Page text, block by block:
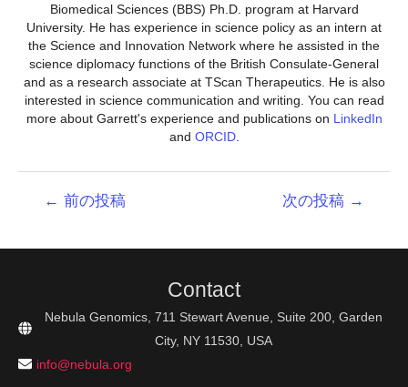
Biomedical Sciences (BBS) Ph.D. program at Harvard
University. He has experience in science policy as an intern at
the Science and Innovation Network where he assisted in the
science diplomacy functions of the British Consulate-General
and as a research associate at TScan Therapeutics. He is also
interested in science communication and writing. You can read
more about Garrett's experience and publications on LinkedIn
and ORCID.
ョ
← 前の投稿 次の投稿 →
Contact
Nebula Genomics, 711 Stewart Avenue, Suite 200, Garden
City, NY 11530, USA
info@nebula.org